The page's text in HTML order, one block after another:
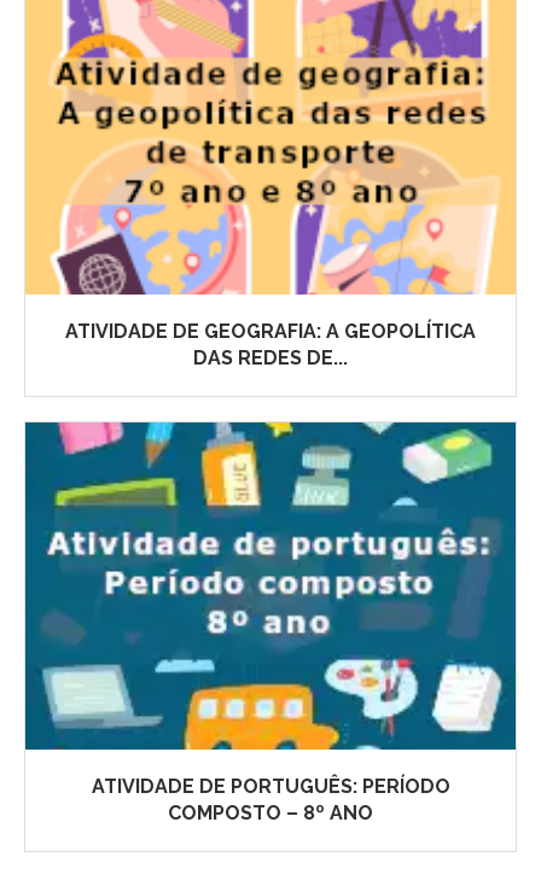
ATIVIDADE DE GEOGRAFIA: A GEOPOLÍTICA
DAS REDES DE...
ATIVIDADE DE PORTUGUÊS: PERÍODO
COMPOSTO – 8º ANO